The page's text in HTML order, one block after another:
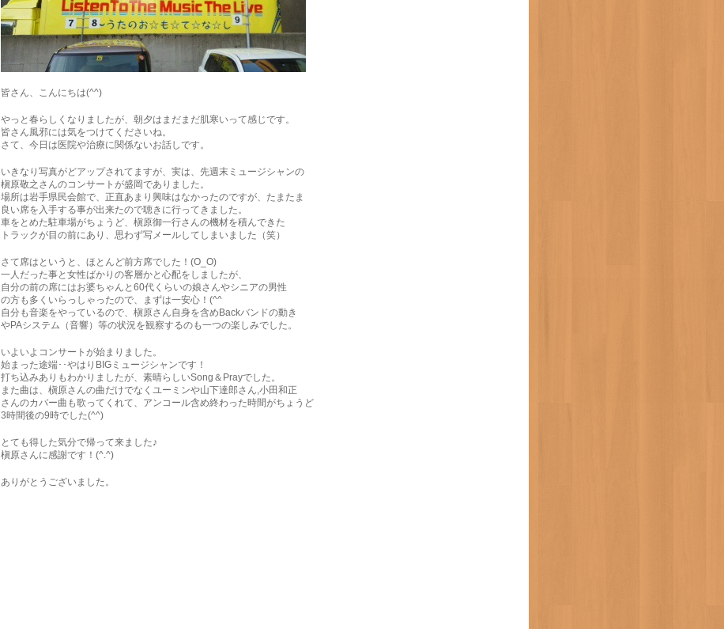
皆さん、こんにちは(^^)
やっと春らしくなりましたが、朝夕はまだまだ肌寒いって感じです。
皆さん風邪には気をつけてくださいね。
さて、今日は医院や治療に関係ないお話しです。
いきなり写真がどアップされてますが、実は、先週末ミュージシャンの
槇原敬之さんのコンサートが盛岡でありました。
場所は岩手県民会館で、正直あまり興味はなかったのですが、たまたま
良い席を入手する事が出来たので聴きに行ってきました。
車をとめた駐車場がちょうど、槇原御一行さんの機材を積んできた
トラックが目の前にあり、思わず写メールしてしまいました（笑）
さて席はというと、ほとんど前方席でした！(O_O)
一人だった事と女性ばかりの客層かと心配をしましたが、
自分の前の席にはお婆ちゃんと60代くらいの娘さんやシニアの男性
の方も多くいらっしゃったので、まずは一安心！(^^ゞ
自分も音楽をやっているので、槇原さん自身を含めBackバンドの動き
やPAシステム（音響）等の状況を観察するのも一つの楽しみでした。
いよいよコンサートが始まりました。
始まった途端･･やはりBIGミュージシャンです！
打ち込みありもわかりましたが、素晴らしいSong＆Prayでした。
また曲は、槇原さんの曲だけでなくユーミンや山下達郎さん,小田和正
さんのカバー曲も歌ってくれて、アンコール含め終わった時間がちょうど
3時間後の9時でした(^^)
とても得した気分で帰って来ました♪
槇原さんに感謝です！(^.^)
ありがとうございました。